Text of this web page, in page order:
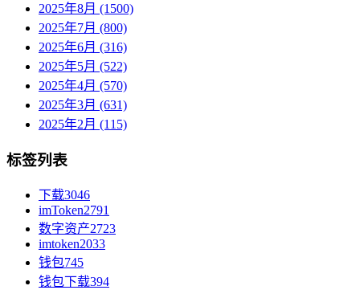
2025年8月 (1500)
2025年7月 (800)
2025年6月 (316)
2025年5月 (522)
2025年4月 (570)
2025年3月 (631)
2025年2月 (115)
标签列表
下载3046
imToken2791
数字资产2723
imtoken2033
钱包745
钱包下载394